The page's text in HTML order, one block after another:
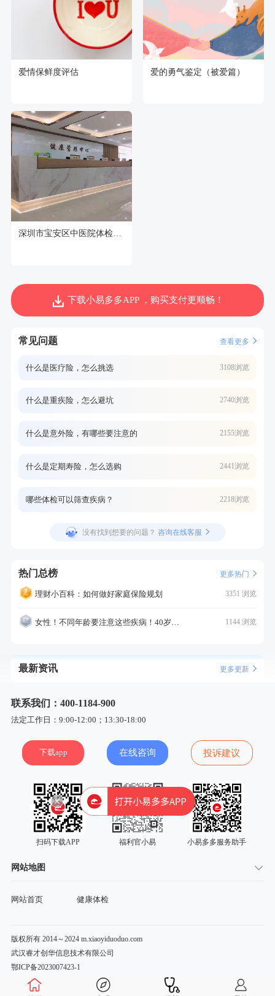
爱情保鲜度评估 爱的勇气鉴定（被爱篇）
深圳市宝安区中医院体检中心
下载小易多多APP ，购买支付更顺畅！
常见问题 查看更多
什么是医疗险，怎么挑选 3108浏览
什么是重疾险，怎么避坑 2740浏览
什么是意外险，有哪些要注意的 2155浏览
什么是定期寿险，怎么选购 2441浏览
哪些体检可以筛查疾病？ 2218浏览
没有找到想要的问题？ 咨询在线客服
热门总榜 更多热门
理财小百科：如何做好家庭保险规划 3351 浏览
女性！不同年龄要注意这些疾病！40岁的这个疾病最需要注意！ 1144 浏览
最新资讯 更多更新
联系我们：400-1184-900
法定工作日：9:00-12:00；13:30-18:00
下载app 在线咨询 投诉建议
扫码下载APP 福利官小易 小易多多服务助手
网站地图
网站首页 健康体检
版权所有 2014～2024 m.xiaoyiduoduo.com
武汉睿才创华信息技术有限公司
鄂ICP备2023007423-1